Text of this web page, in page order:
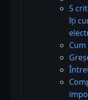
5
îți